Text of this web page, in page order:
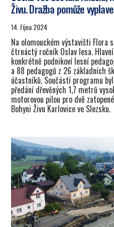
Živu. Dražba pomůže
14. října 2024
Na olomouckém výstavišti Flora
čtrnáctý ročník Oslav lesa.
konkrétně podnikoví lesní
a 88 pedagogů z 26 základních
účastníků. Součástí programu
předání dřevěných 1,7 metrů
motorovou pilou pro dvě
Bohyni Živu Karlovice ve Slezsku.